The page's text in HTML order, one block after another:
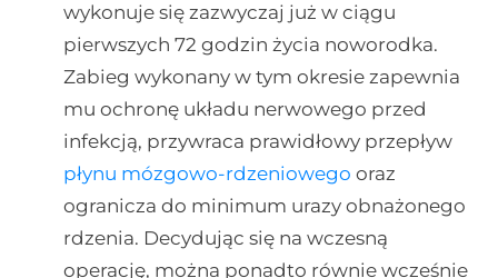
wykonuje się zazwyczaj już w ciągu
pierwszych 72 godzin życia noworodka.
Zabieg wykonany w tym okresie zapewnia
mu ochronę układu nerwowego przed
infekcją, przywraca prawidłowy przepływ
płynu mózgowo-rdzeniowego oraz
ogranicza do minimum urazy obnażonego
rdzenia. Decydując się na wczesną
operację, można ponadto równie wcześnie